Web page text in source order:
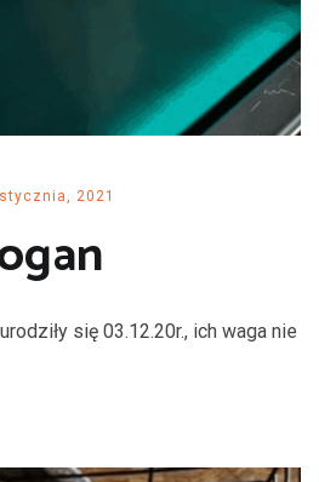
2021
się 03.12.20r., ich waga nie